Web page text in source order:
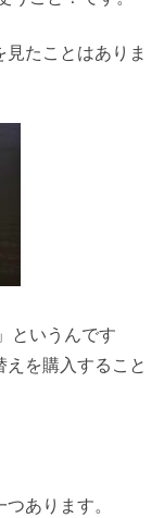
たことはありま
というんです
を購入すること
あります。